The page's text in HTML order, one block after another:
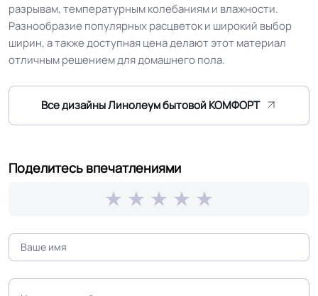
Защитный слой 0.15 мм (150) мкм
Допуск изменения
Допуск изменения
≤ 0.35 % %
Доп. защита рабочего
Коэффициент
противоскольжения
Вес 1 м.кв.
разрывам, температурным колебаниям и влажности.
Разнообразие популярных расцветок и широкий выбор
ширин, а также доступная цена делают этот материал
отличным решением для домашнего пола.
Все дизайны Линолеум бытовой КОМФОРТ
Поделитесь впечатлениями